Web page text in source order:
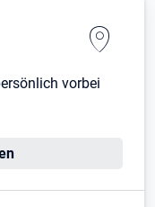
vorbei